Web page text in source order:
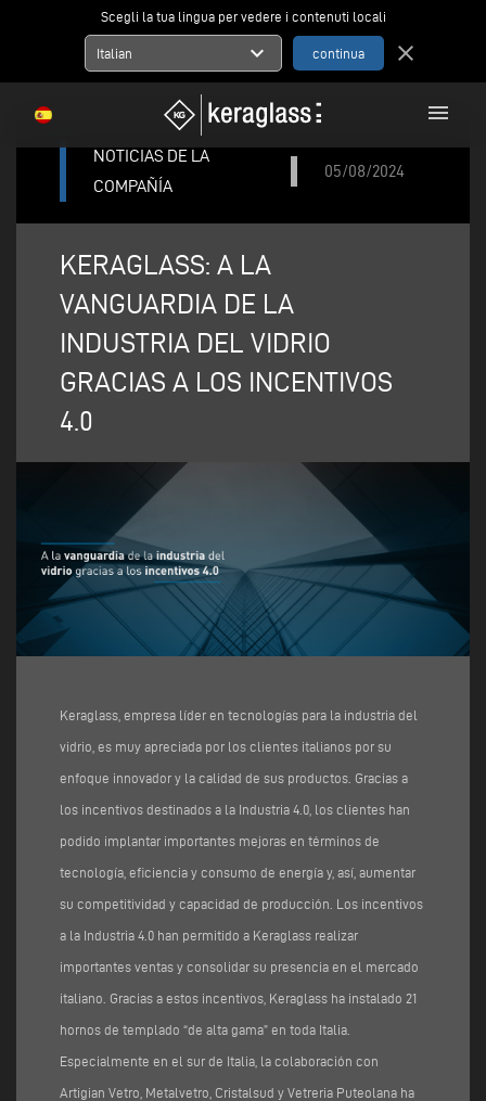
Scegli la tua lingua per vedere i contenuti locali
Italian expand_more close
menu
NOTICIAS DE LA
COMPAÑÍA
05/08/2024
KERAGLASS: A LA
VANGUARDIA DE LA
INDUSTRIA DEL VIDRIO
GRACIAS A LOS INCENTIVOS
4.0
Keraglass, empresa líder en tecnologías para la industria del
vidrio, es muy apreciada por los clientes italianos por su
enfoque innovador y la calidad de sus productos. Gracias a
los incentivos destinados a la Industria 4.0, los clientes han
podido implantar importantes mejoras en términos de
tecnología, eficiencia y consumo de energía y, así, aumentar
su competitividad y capacidad de producción. Los incentivos
a la Industria 4.0 han permitido a Keraglass realizar
importantes ventas y consolidar su presencia en el mercado
italiano. Gracias a estos incentivos, Keraglass ha instalado 21
hornos de templado “de alta gama” en toda Italia.
Especialmente en el sur de Italia, la colaboración con
Artigian Vetro, Metalvetro, Cristalsud y Vetreria Puteolana ha